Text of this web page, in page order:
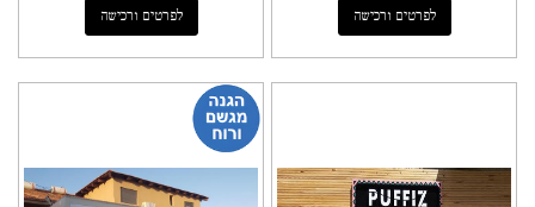
לפרטים ורכישה לפרטים ורכישה